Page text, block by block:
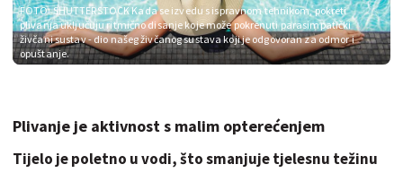
FOTO: SHUTTERSTOCKKada se izvedu s ispravnom tehnikom, pokreti
plivanja uključuju ritmično disanje koje može pokrenuti parasimpatički
živčani sustav - dio našeg živčanog sustava koji je odgovoran za odmor i
opuštanje.
Plivanje je aktivnost s malim opterećenjem
Tijelo je poletno u vodi, što smanjuje tjelesnu težinu